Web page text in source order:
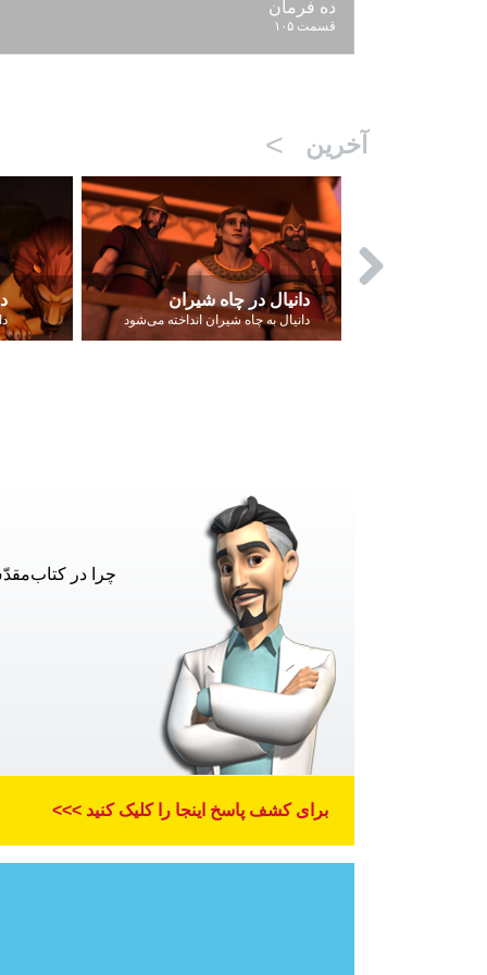
ده فرمان
قسمت ۱۰۵
آخرین >
دانیال در چاه شیران
دانیال به چاه شیران انداخته می‌شود
چرا در
برای کشف پاسخ اینجا را کلیک کنید >>>